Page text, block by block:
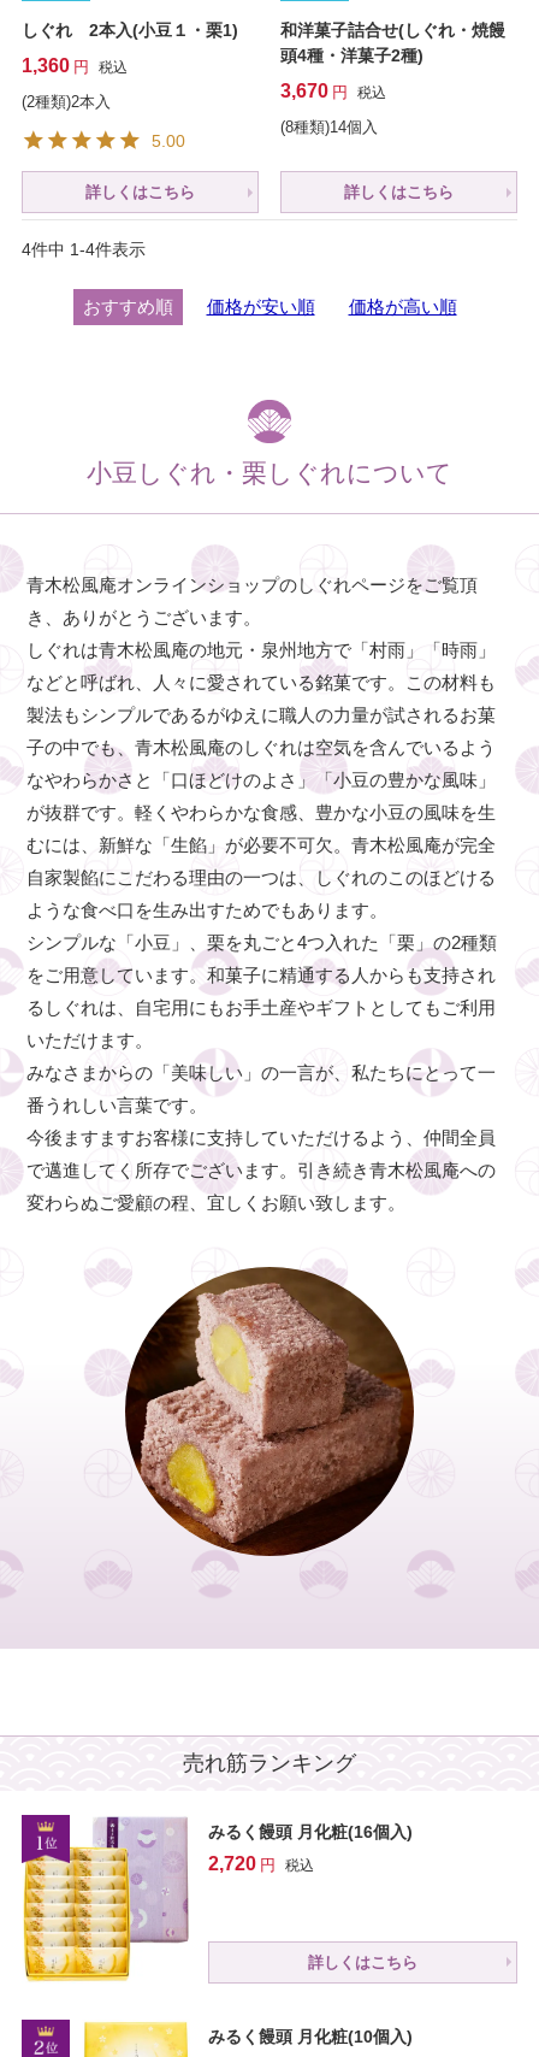
しぐれ 2本入(小豆１・栗1)
1,360 税込
(2種類)2本入
5.00
詳しくはこちら
和洋菓子詰合せ(しぐれ・焼饅
頭4種・洋菓子2種)
3,670 税込
(8種類)14個入
詳しくはこちら
おすすめ順 価格が安い順 価格が高い順
4件中 1-4件表示
小豆しぐれ・栗しぐれについて
青木松風庵オンラインショップのしぐれページをご覧頂
き、ありがとうございます。
しぐれは青木松風庵の地元・泉州地方で「村雨」「時雨」
などと呼ばれ、人々に愛されている銘菓です。この材料も
製法もシンプルであるがゆえに職人の力量が試されるお菓
子の中でも、青木松風庵のしぐれは空気を含んでいるよう
なやわらかさと「口ほどけのよさ」「小豆の豊かな風味」
が抜群です。軽くやわらかな食感、豊かな小豆の風味を生
むには、新鮮な「生餡」が必要不可欠。青木松風庵が完全
自家製餡にこだわる理由の一つは、しぐれのこのほどける
ような食べ口を生み出すためでもあります。
シンプルな「小豆」、栗を丸ごと4つ入れた「栗」の2種類
をご用意しています。和菓子に精通する人からも支持され
るしぐれは、自宅用にもお手土産やギフトとしてもご利用
いただけます。
みなさまからの「美味しい」の一言が、私たちにとって一
番うれしい言葉です。
今後ますますお客様に支持していただけるよう、仲間全員
で邁進してく所存でございます。引き続き青木松風庵への
変わらぬご愛顧の程、宜しくお願い致します。
売れ筋ランキング
みるく饅頭 月化粧(16個入)
2,720 税込
詳しくはこちら
みるく饅頭 月化粧(10個入)